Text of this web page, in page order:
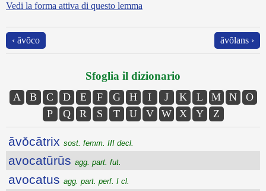
Vedi la forma attiva di questo lemma
‹ āvŏco āvŏlans ›
Sfoglia il dizionario
A B C D E F G H I J K L M N
O
P
Q R S T U V W X Y Z
āvŏcātrix sost. femm. III decl.
avocatūrūs agg. part. fut.
avocatus agg. part. perf. I cl.